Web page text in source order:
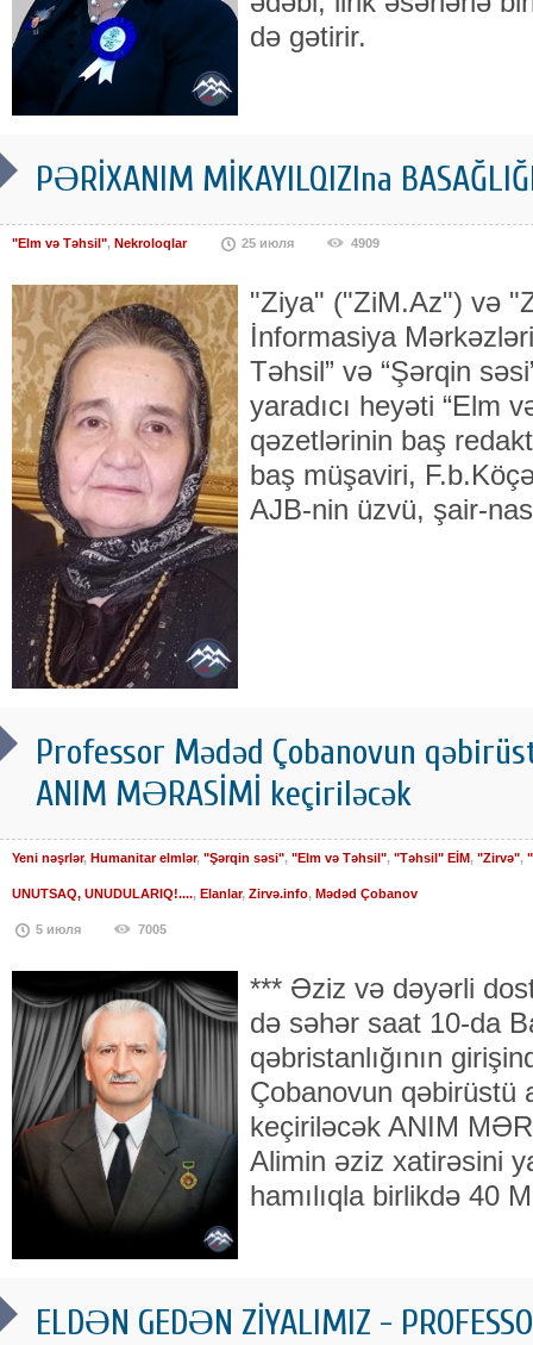
də gətirir.
PƏRİXANIM MİKAYILQIZIna
"Elm və Təhsil", Nekroloqlar 25 июля 4909
"Ziya" ("ZiM.Az") və
İnformasiya
Təhsil” və “Şərqin
yaradıcı heyəti “Elm
qəzetlərinin baş
baş müşaviri,
AJB-nin üzvü, şair-
Professor Mədəd Çobanovun
ANIM MƏRASİMİ keçiriləcək
Yeni nəşrlər, Humanitar elmlər, "Şərqin səsi", "Elm və Təhsil", "Təhsil" EİM, "Zirvə",
UNUTSAQ, UNUDULARIQ!...., Elanlar, Zirvə.info, Mədəd Çobanov
5 июля 7005
*** Əziz və dəyərli
də səhər saat 10-da
qəbristanlığının
Çobanovun qəbirüstü
keçiriləcək ANIM
Alimin əziz xatirəsini
hamılıqla birlikdə 40
ELDƏN GEDƏN ZİYALIMIZ -